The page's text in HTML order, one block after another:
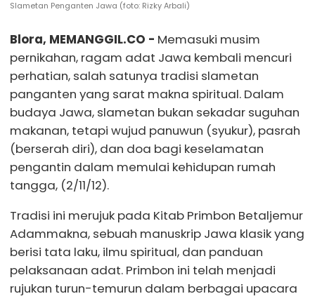
Slametan Penganten Jawa (foto: Rizky Arbali)
Blora, MEMANGGIL.CO - Memasuki musim
pernikahan, ragam adat Jawa kembali mencuri
perhatian, salah satunya tradisi slametan
panganten yang sarat makna spiritual. Dalam
budaya Jawa, slametan bukan sekadar suguhan
makanan, tetapi wujud panuwun (syukur), pasrah
(berserah diri), dan doa bagi keselamatan
pengantin dalam memulai kehidupan rumah
tangga, (2/11/12).
Tradisi ini merujuk pada Kitab Primbon Betaljemur
Adammakna, sebuah manuskrip Jawa klasik yang
berisi tata laku, ilmu spiritual, dan panduan
pelaksanaan adat. Primbon ini telah menjadi
rujukan turun-temurun dalam berbagai upacara